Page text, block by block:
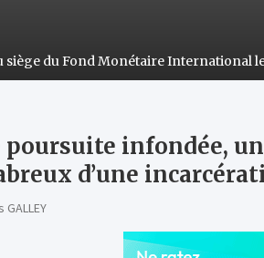
siège du Fond Monétaire International
poursuite infondée,
d’une
GALLEY